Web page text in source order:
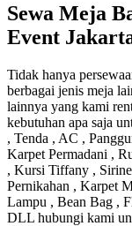
Sewa Meja
Event
Tidak hanya
berbagai jenis meja
lainnya yang kami
kebutuhan apa saja
, Tenda , AC ,
Karpet Permadani ,
, Kursi Tiffany ,
Pernikahan , Karpet
Lampu , Bean Bag ,
DLL hubungi kami